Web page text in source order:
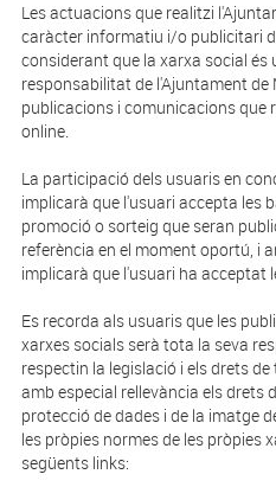
Les actuacions que realitzi
caràcter informatiu i/o publicitari
considerant que la xarxa social
responsabilitat de l'Ajuntament de
publicacions i comunicacions que
online.
La participació dels usuaris en
implicarà que l'usuari accepta les
promoció o sorteig que seran
referència en el moment oportú, i
implicarà que l'usuari ha acceptat
Es recorda als usuaris que les
xarxes socials serà tota la seva
respectin la legislació i els drets
amb especial rellevància els drets
protecció de dades i de la imatge
les pròpies normes de les pròpies
següents links: